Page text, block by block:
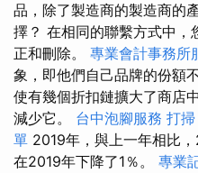
品，除了製造商的製造商的
擇？ 在相同的聯繫方式中，
正和刪除。 專業會計事務所
象，即他們自己品牌的份額
使有幾個折扣鏈擴大了商店
減少它。 台中泡腳服務 打掃
單 2019年，與上一年相比
在2019年下降了1％。 專業